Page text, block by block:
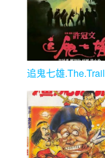
追鬼七雄.The.Trail